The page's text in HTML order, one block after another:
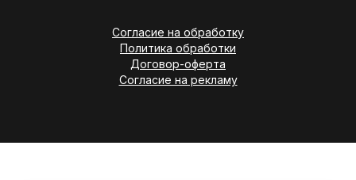
Согласие на обработку
Политика обработки
Договор-оферта
Согласие на рекламу